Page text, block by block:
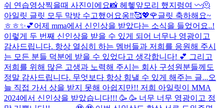
쉬 연습영상찍을때 사진이에요📸 헤헿앞모리 했지렁여 〰️🫠
아일릿 글릿 모두 막방 수고했어요옹‼︎🥰💖🌹글릿 축하해요~
ㅎㅎ✨💕어제 mma에서 신인상을 받았다는 소식을 들었어요..!
이렇게 두 번째 신인상을 받을 수 있게 되어 너무나 영광이고
감사드립니다. 항상 열심히 하는 멤버들과 저희를 응원해 주시
는 모든 분들 덕분에 받을 수 있었다고 생각합니다! 💕 그리고
저희를 위해 많은 고생과 노력해 주시는 회사 구성원분들께도
정말 감사드립니다. 무엇보다 항상 힘낼 수 있게 해주는 글...오
늘 직접 가서 상을 받지 못해 아쉽지만!! 저희 아일릿이 MMA
2024에서 신인상을 받았습니다!!! 🥳 🥳 너무 너무 영광이고 정